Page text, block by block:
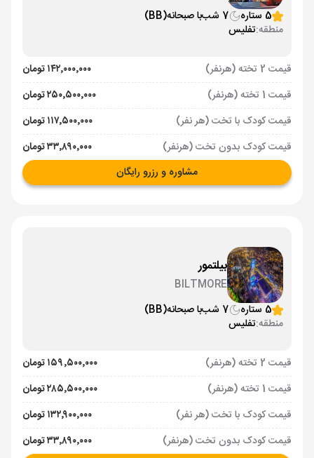
5 ستاره
7 شب با صبحانه(BB)
منطقه:تفلیس
قیمت 2 تخته (هرنفر)
۱۴۲٬۰۰۰٬۰۰۰ تومان
قیمت 1 تخته (هرنفر)
۲۵۰٬۵۰۰٬۰۰۰ تومان
قیمت کودک با تخت (هر نفر)
۱۱۷٬۵۰۰٬۰۰۰ تومان
قیمت کودک بدون تخت (هرنفر)
۳۳٬۸۹۰٬۰۰۰ تومان
مشاوره و رزرو رایگان
بیلتمور
BILTMORE
5 ستاره
7 شب با صبحانه(BB)
منطقه:تفلیس
قیمت 2 تخته (هرنفر)
۱۵۹٬۵۰۰٬۰۰۰ تومان
قیمت 1 تخته (هرنفر)
۲۸۵٬۵۰۰٬۰۰۰ تومان
قیمت کودک با تخت (هر نفر)
۱۳۲٬۹۰۰٬۰۰۰ تومان
قیمت کودک بدون تخت (هرنفر)
۳۳٬۸۹۰٬۰۰۰ تومان